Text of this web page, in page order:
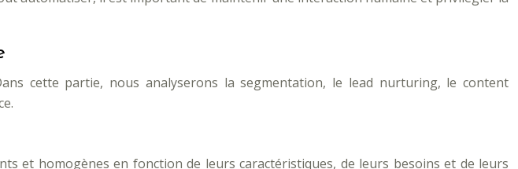
cette partie, nous analyserons la segmentation, le lead nurturing, le content
et homogènes en fonction de leurs caractéristiques, de leurs besoins et de leurs